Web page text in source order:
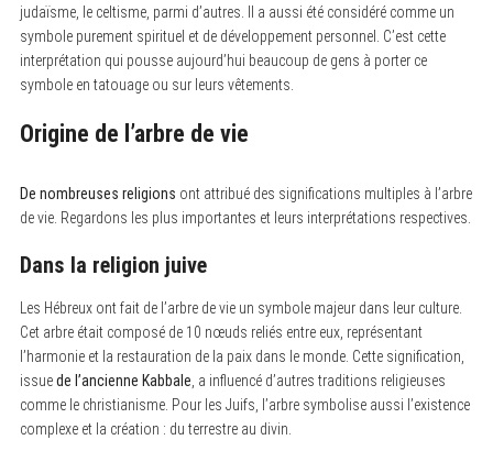
judaïsme, le celtisme, parmi d’autres. Il a aussi été considéré comme un
symbole purement spirituel et de développement personnel. C’est cette
interprétation qui pousse aujourd’hui beaucoup de gens à porter ce
symbole en tatouage ou sur leurs vêtements.
Origine de l’arbre de vie
De nombreuses religions ont attribué des significations multiples à l’arbre
de vie. Regardons les plus importantes et leurs interprétations respectives.
Dans la religion juive
Les Hébreux ont fait de l’arbre de vie un symbole majeur dans leur culture.
Cet arbre était composé de 10 nœuds reliés entre eux, représentant
l’harmonie et la restauration de la paix dans le monde. Cette signification,
issuede l’ancienne Kabbale , a influencé d’autres traditions religieuses
comme le christianisme. Pour les Juifs, l’arbre symbolise aussi l’existence
complexe et la création : du terrestre au divin.